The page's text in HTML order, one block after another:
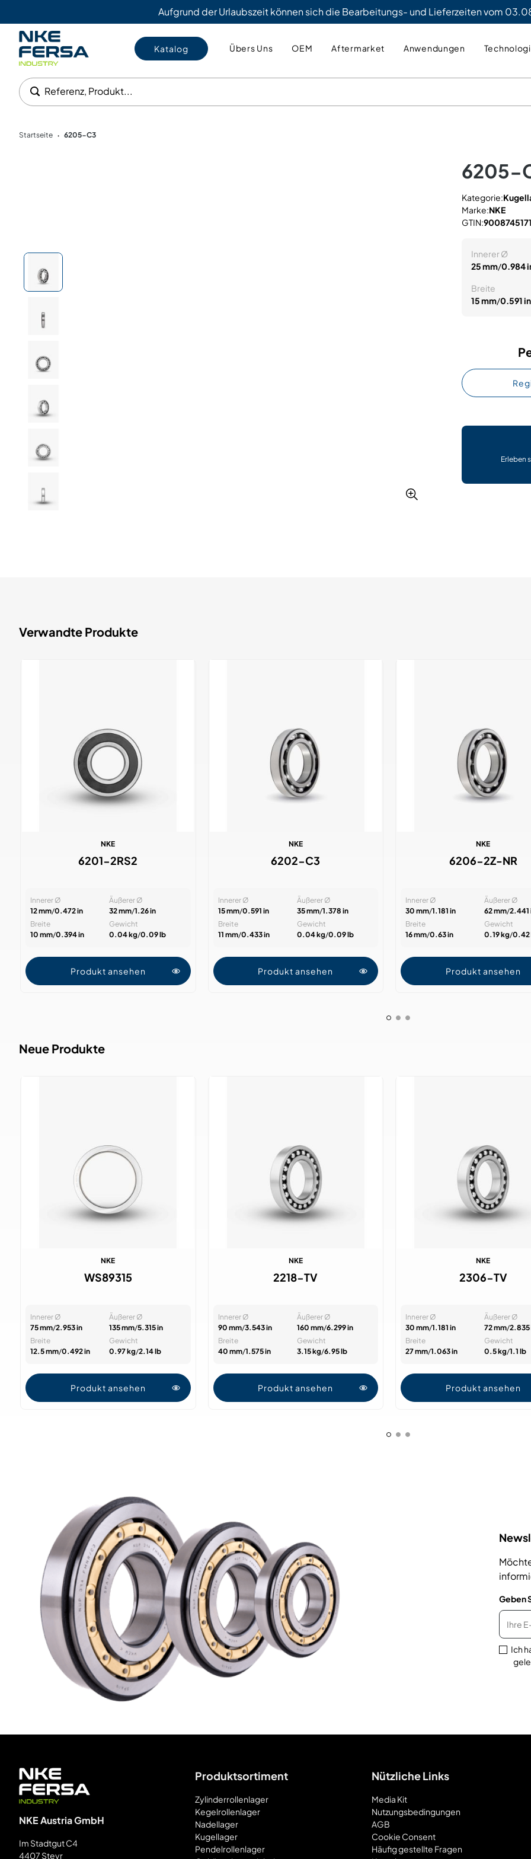
Aufgrund der Urlaubszeit können sich die Bearbeitungs- und Lieferzeiten vom
Katalog Übers Uns OEM Aftermarket Anwendungen
Referenz, Produkt...
Startseite • 6205-C3
6205-
Kategorie:
Marke:NKE
GTIN:
Innerer Ø
25 mm/0.984
Breite
15 mm/0.591 in
Erleben
Verwandte Produkte
NKE
6201-2RS2
Innerer Ø
12 mm/0.472 in
Äußerer Ø
32 mm/1.26 in
Breite
10 mm/0.394 in
Gewicht
0.04 kg/0.09 lb
Produkt ansehen
NKE
6202-C3
Innerer Ø
15 mm/0.591 in
Äußerer Ø
35 mm/1.378 in
Breite
11 mm/0.433 in
Gewicht
0.04 kg/0.09 lb
Produkt ansehen
NKE
6206-2Z-NR
Innerer Ø
30 mm/1.181 in
Äußerer Ø
62 mm/2.441
Breite
16 mm/0.63 in
Gewicht
0.19 kg/0.42
Produkt ansehen
Neue Produkte
NKE
WS89315
Innerer Ø
75 mm/2.953 in
Äußerer Ø
135 mm/5.315 in
Breite
12.5 mm/0.492 in
Gewicht
0.97 kg/2.14 lb
Produkt ansehen
NKE
2218-TV
Innerer Ø
90 mm/3.543 in
Äußerer Ø
160 mm/6.299 in
Breite
40 mm/1.575 in
Gewicht
3.15 kg/6.95 lb
Produkt ansehen
NKE
2306-TV
Innerer Ø
30 mm/1.181 in
Äußerer Ø
72 mm/2.835
Breite
27 mm/1.063 in
Gewicht
0.5 kg/1.1 lb
Produkt ansehen
Geben
Ich
NKE Austria GmbH
Im Stadtgut C4
4407 Steyr
Produktsortiment
Zylinderrollenlager
Kegelrollenlager
Nadellager
Kugellager
Pendelrollenlager
Nützliche Links
Media Kit
Nutzungsbedingungen
AGB
Cookie Consent
Häufig gestellte Fragen